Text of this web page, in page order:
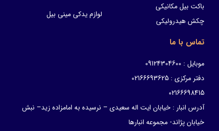
باکت بیل مکانیکی
چکش هیدرولیکی
لوازم یدکی مینی بیل
تماس با ما
موبایل : 09124304600
دفتر مرکزی : 02166693625
02166698415
آدرس انبار : خیابان ایت اله سعیدی – نرسیده به امامزاده زید– نبش
خیابان پژاند- مجموعه انبارها